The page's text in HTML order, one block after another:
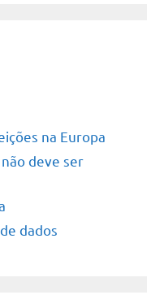
na Europa
deve ser
dados